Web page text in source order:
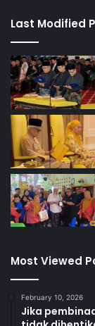
Last Modified
Most Viewed
February 10, 2026
Jika